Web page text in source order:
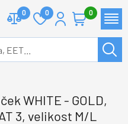
0 0 0
WHITE - GOLD,
3, velikost M/L